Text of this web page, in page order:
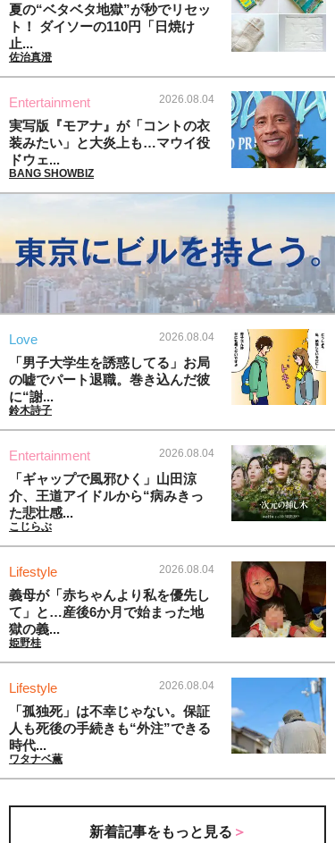
夏の“ベタベタ地獄”が秒でリセッ
ト！ ダイソーの110円「日焼け
止...
佐治真澄
Entertainment 2026.08.04
実写版『モアナ』が「コントの衣
装みたい」と大炎上も…マウイ役
ドウェ...
BANG SHOWBIZ
Love 2026.08.04
「男子大学生を誘惑してる」お局
の嘘でパート退職。巻き込んだ彼
に“謝...
鈴木詩子
Entertainment 2026.08.04
「ギャップで風邪ひく」山田涼
介、王道アイドルから“病みきっ
た悲壮感...
こじらぶ
Lifestyle 2026.08.04
義母が「赤ちゃんより私を優先し
て」と…産後6か月で始まった地
獄の義...
姫野桂
Lifestyle 2026.08.04
「孤独死」は不幸じゃない。保証
人も死後の手続きも“外注”できる
時代...
ワタナベ薫
新着記事をもっと見る